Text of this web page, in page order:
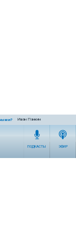
Иван Панкин
ПОДКАСТЫ ЭФИР